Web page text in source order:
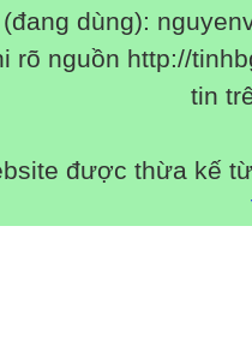
BÀI TẬP VỀ
BT 1. Xét dấu
BT 2. Giải BPT:
(đang dùng):
rõ nguồn http://
tin
được thừa kế